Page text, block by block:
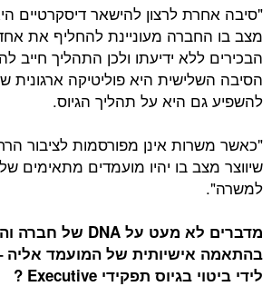
"סיבה אחרת לרצון להישאר דיסקרטיים
מצב בו החברה מעוניינת להחליף את
הבכירים ללא ידיעתו ולכן התהליך חייב
הסיבה השלישית היא פוליטיקה ארגונית
להשפיע גם היא על תהליך הגיוס.
"כאשר משרות אינן מפורסמות לציבור
שיווצר מצב בו יהיו מועמדים מתאימים
למשרה".
מדברים לא מעט על DNA של חברה
בהתאמה אישיותית של המועמד אליה
לידי ביטוי בגיוס תפקידי Executive
?